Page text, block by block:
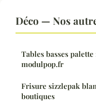
Déco — Nos
Tables basses
modulpop.fr
Frisure sizzlepak
boutiques